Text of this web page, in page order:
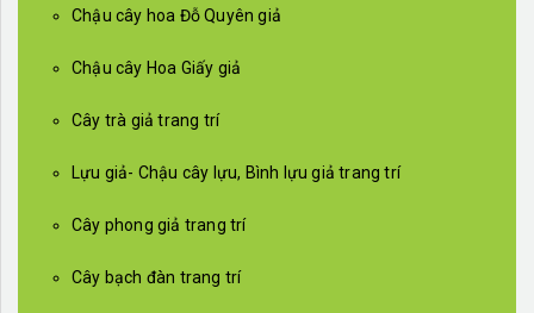
Chậu cây hoa Đỗ Quyên giả
Chậu cây Hoa Giấy giả
Cây trà giả trang trí
Lựu giả- Chậu cây lựu, Bình lựu giả trang trí
Cây phong giả trang trí
Cây bạch đàn trang trí